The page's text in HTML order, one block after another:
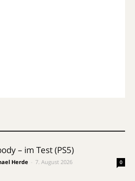
– im Test (PS5)
Herde 7. August 2026 0